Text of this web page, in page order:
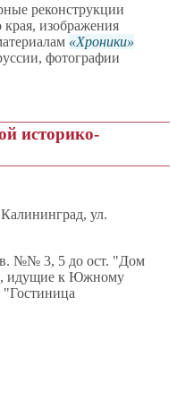
реконструкции
изображения
Хроники
фотографии
историко-
ул.
№№ 3, 5 до ост. "Дом
идущие к Южному